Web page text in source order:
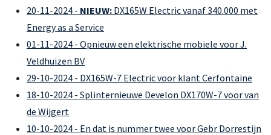
20-11-2024 - NIEUW: DX165W Electric vanaf 340.000 met
Energy as a Service
01-11-2024 - Opnieuw een elektrische mobiele voor J.
Veldhuizen BV
29-10-2024 - DX165W-7 Electric voor klant Cerfontaine
18-10-2024 - Splinternieuwe Develon DX170W-7 voor van
de Wijgert
10-10-2024 - En dat is nummer twee voor Gebr Dorrestijn